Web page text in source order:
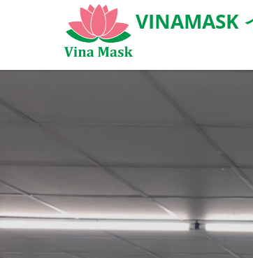
VINAMASK